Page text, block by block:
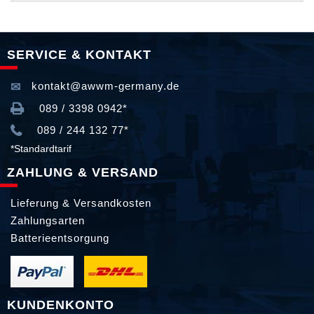
SERVICE & KONTAKT
kontakt@awwm-germany.de
089 / 3398 0942*
089 / 244 132 77*
*Standardtarif
ZAHLUNG & VERSAND
Lieferung & Versandkosten
Zahlungsarten
Batterieentsorgung
KUNDENKONTO